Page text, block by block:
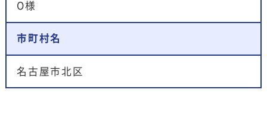
O様
市町村名
名古屋市北区